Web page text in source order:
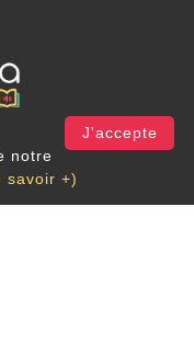
J'accepte
notre
savoir +)